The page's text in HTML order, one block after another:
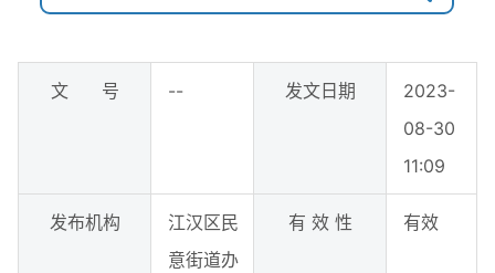
文 号 -- 发文日期
2023-
08-30
11:09
发布机构
江汉区民
意街道办
有 效 性 有效